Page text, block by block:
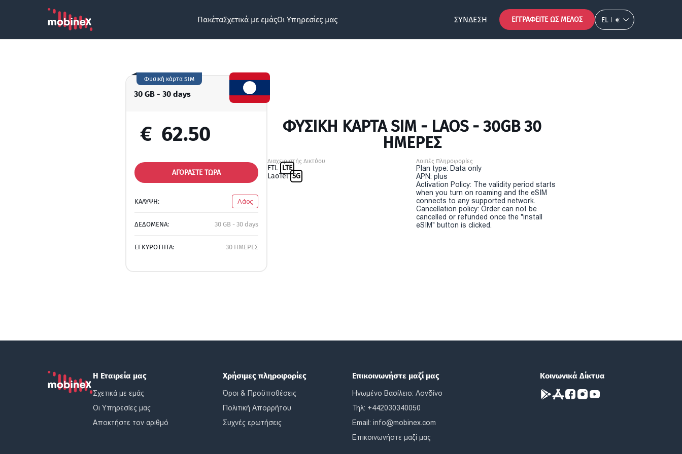
ΠακέταΣχετικά με εμάςΟι Υπηρεσίες μας ΣΎΝΔΕΣΗ ΕΓΓΡΑΦΕΊΤΕ ΩΣ ΜΈΛΟΣ EL €
30 GB - 30 days
Φυσική κάρτα SIM
€ 62.50
ΑΓΟΡΑΣΤΕ ΤΩΡΑ
ΚΑΛΥΨΗ: Λάος
ΔΕΔΟΜΕΝΑ: 30 GB - 30 days
ΕΓΚΥΡΟΤΗΤΑ: 30 ΗΜΕΡΕΣ
ΦΥΣΙΚΉ ΚΆΡΤΑ SIM - LAOS - 30GB 30
ΗΜΕΡΕΣ
Διαχειριστής Δικτύου
ETL LTE
LaoTel 5G
Λοιπές Πληροφορίες
Plan type: Data only
APN: plus
Activation Policy: The validity period starts
when you turn on roaming and the eSIM
connects to any supported network.
Cancellation policy: Order can not be
cancelled or refunded once the "install
eSIM" button is clicked.
Η Εταιρεία μας
Σχετικά με εμάς
Οι Υπηρεσίες μας
Αποκτήστε τον αριθμό
Χρήσιμες πληροφορίες
Όροι & Προϋποθέσεις
Πολιτική Απορρήτου
Συχνές ερωτήσεις
Επικοινωνήστε μαζί μας
Ηνωμένο Βασίλειο: Λονδίνο
Τηλ: +442030340050
Email:info@mobinex.com
Επικοινωνήστε μαζί μας
Κοινωνικά Δίκτυα